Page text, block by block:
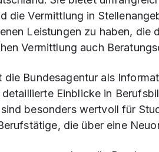
die Vermittlung in
Leistungen zu haben, die
Vermittlung auch
die Bundesagentur als
Einblicke in
besonders wertvoll für
die über eine